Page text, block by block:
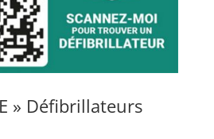
» Défibrillateurs